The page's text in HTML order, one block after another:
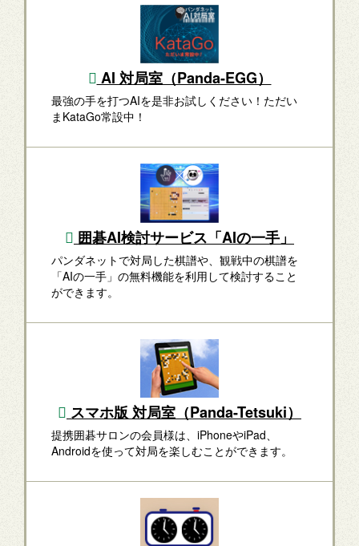
AI 対局室（Panda-EGG）
最強の手を打つAIを是非お試しください！ただい
まKataGo常設中！
囲碁AI検討サービス「AIの一手」
パンダネットで対局した棋譜や、観戦中の棋譜を
「AIの一手」の無料機能を利用して検討すること
ができます。
スマホ版 対局室（Panda-Tetsuki）
提携囲碁サロンの会員様は、iPhoneやiPad、
Androidを使って対局を楽しむことができます。